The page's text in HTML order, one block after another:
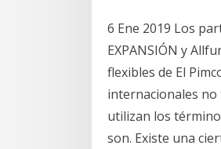
6 Ene 2019 Los
EXPANSIÓN y
flexibles de El
internacionales no
utilizan los
son. Existe una